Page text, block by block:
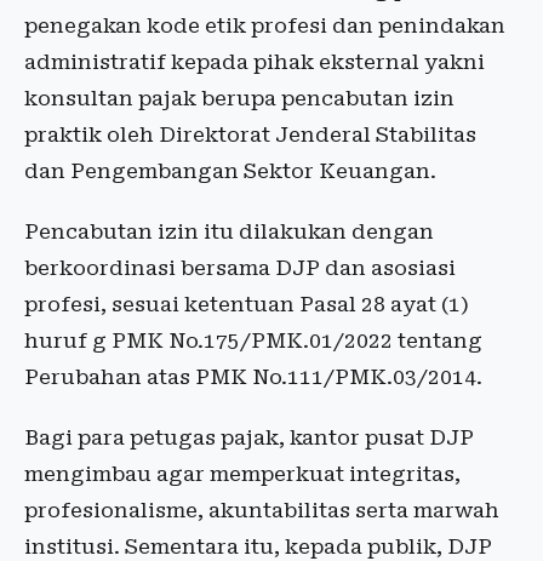
penegakan kode etik profesi dan penindakan
administratif kepada pihak eksternal yakni
konsultan pajak berupa pencabutan izin
praktik oleh Direktorat Jenderal Stabilitas
dan Pengembangan Sektor Keuangan.
Pencabutan izin itu dilakukan dengan
berkoordinasi bersama DJP dan asosiasi
profesi, sesuai ketentuan Pasal 28 ayat (1)
huruf g PMK No.175/PMK.01/2022 tentang
Perubahan atas PMK No.111/PMK.03/2014.
Bagi para petugas pajak, kantor pusat DJP
mengimbau agar memperkuat integritas,
profesionalisme, akuntabilitas serta marwah
institusi. Sementara itu, kepada publik, DJP